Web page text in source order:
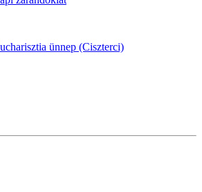
ünnep (Ciszterci)